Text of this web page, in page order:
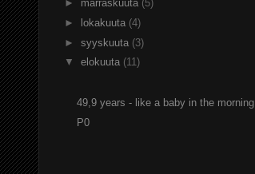
► marraskuuta (5)
►
lokakuuta (4)
► syyskuuta (3)
▼ elokuuta (11)
49,9 years - like a baby in the morning
P0